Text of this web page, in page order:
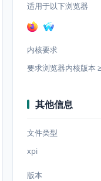
适用于以下浏览器
内核要求
要求浏览器内核版本
其他信息
文件类型
xpi
版本